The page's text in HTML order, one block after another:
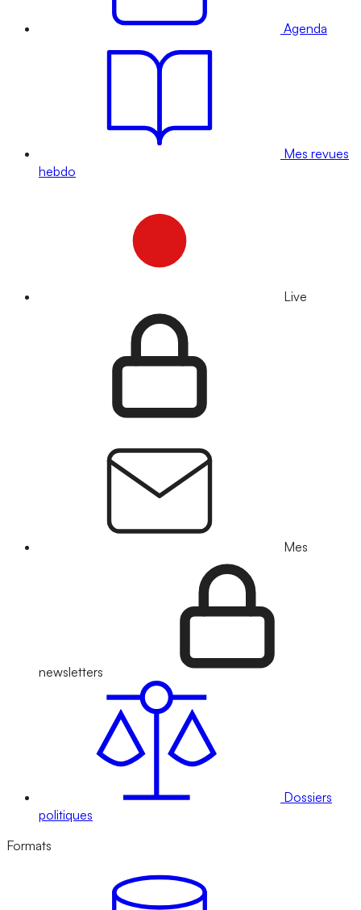
Agenda
Mes revues
hebdo
Live
Mes
newsletters
Dossiers
politiques
Formats